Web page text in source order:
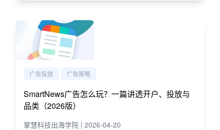
广告投放 广告策略
SmartNews广告怎么玩？一篇讲透开户、投放与
品类（2026版）
掌慧科技出海学院 | 2026-04-20